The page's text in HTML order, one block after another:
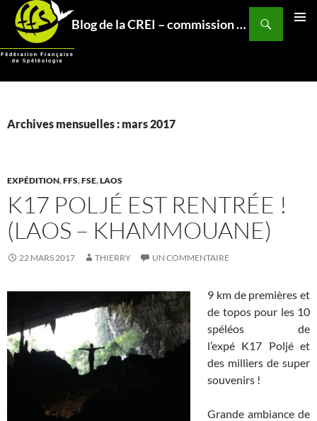
Aller
contenu
Blog de la CREI – commission relations et expéditions internationales – Fédération Française de Spéléo
Recherche
Archives mensuelles : mars 2017
EXPÉDITION,FFS,FSE,LAOS
K17 POLJÉ EST RENTRÉE !
(LAOS – KHAMMOUANE)
22 MARS 2017 THIERRY UN COMMENTAIRE
9 km de premières et
de topos pour les 10
spéléos de
l’expé K17 Poljé et
des milliers de super
souvenirs !
Grande ambiance de